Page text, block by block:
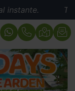
Tasación